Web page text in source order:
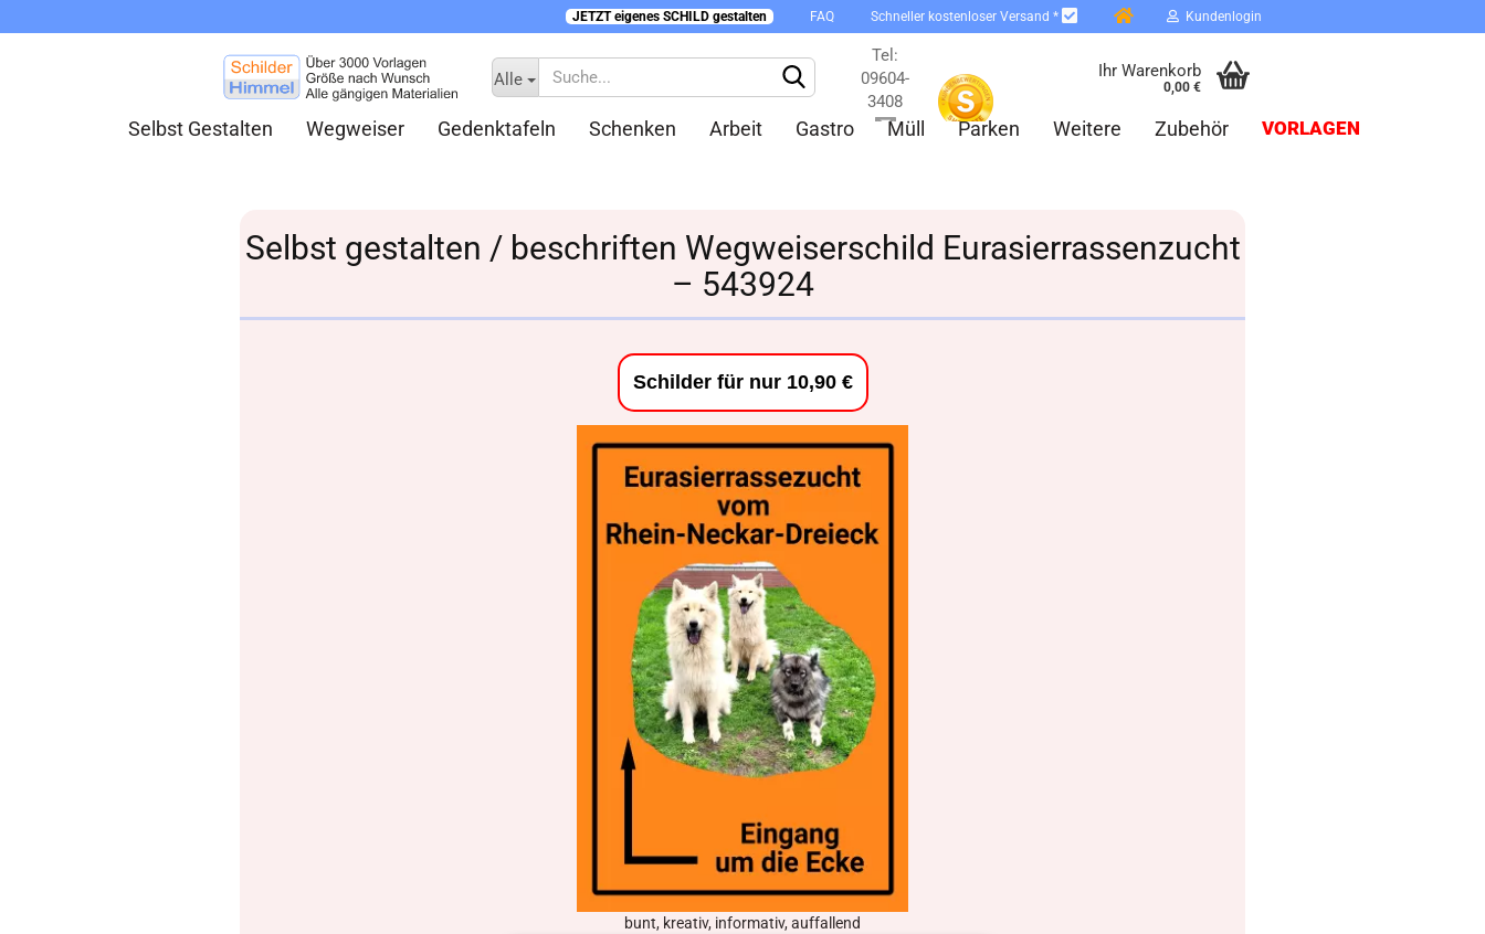
JETZT eigenes SCHILD gestalten FAQ Schneller kostenloser Versand * Kundenlogin
Konto erstellen
Alle
Tel:
09604-
3408
Ihr Warenkorb
0,00 €
Selbst Gestalten Wegweiser Gedenktafeln Schenken Arbeit Gastro Müll Parken Weitere Zubehör VORLAGEN
Selbst gestalten / beschriften Wegweiserschild Eurasierrassenzucht
– 543924
Schilder für nur 10,90 €
bunt, kreativ, informativ, auffallend